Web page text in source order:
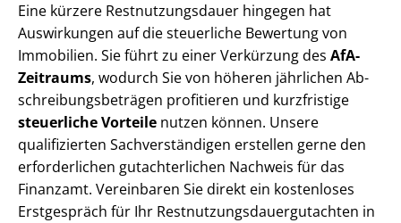
Eine kürzere Rest­nut­zungs­dau­er hingegen hat
Auswirkungen auf die steuerliche Bewertung von
Immobilien. Sie führt zu einer Verkürzung des AfA-
Zeitraums, wodurch Sie von höheren jährlichen Ab­
schrei­bungs­be­trä­gen profitieren und kurzfristige
steuerliche Vorteile nutzen können. Unsere
qualifizierten Sach­ver­stän­di­gen erstellen gerne den
erforderlichen gutachterlichen Nachweis für das
Finanzamt. Vereinbaren Sie direkt ein kostenloses
Erstgespräch für Ihr Rest­nut­zungs­dau­er­gut­ach­ten in